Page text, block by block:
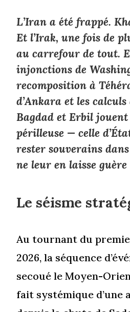
L’Iran a été frappé.
Et l’Irak, une fois de
au carrefour de tout.
injonctions de
recomposition à
d’Ankara et les calculs
Bagdad et Erbil
périlleuse — celle
rester souverains
ne leur en laisse guère
Le séisme
Au tournant du
2026, la séquence
secoué le Moyen-
fait systémique d’une